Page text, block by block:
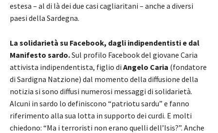
estesa – al di là dei due casi cagliaritani – anche a diversi
paesi della Sardegna.
La solidarietà su Facebook, dagli indipendentisti e dal
Manifesto sardo.Sul profilo Facebook del giovane Caria
attivista indipendentista, figlio di Angelo Caria (fondatore
di Sardigna Natzione) dal momento della diffusione della
notizia si sono diffusi numerosi messaggi di solidarietà.
Alcuni in sardo lo definiscono “patriotu sardu” e fanno
riferimento alla sua lotta in supporto dei curdi. E molti
chiedono: “Ma i terroristi non erano quelli dell’Isis?”. Anche